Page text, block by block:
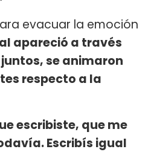
evacuar la emoción
apareció a través
se animaron
respecto a la
escribiste, que me
Escribís igual